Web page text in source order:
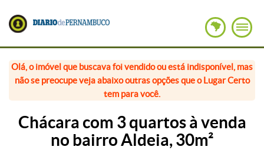
Olá, o imóvel que buscava foi vendido ou está indisponível, mas
não se preocupe veja abaixo outras opções que o Lugar Certo
tem para você.
Chácara com 3 quartos à venda
no bairro Aldeia, 30m²